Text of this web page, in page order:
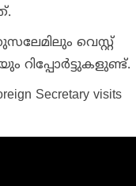
വെസ്റ്റ്
റിപ്പോര്‍ട്ടുകളുണ്ട്.
Secretary visits